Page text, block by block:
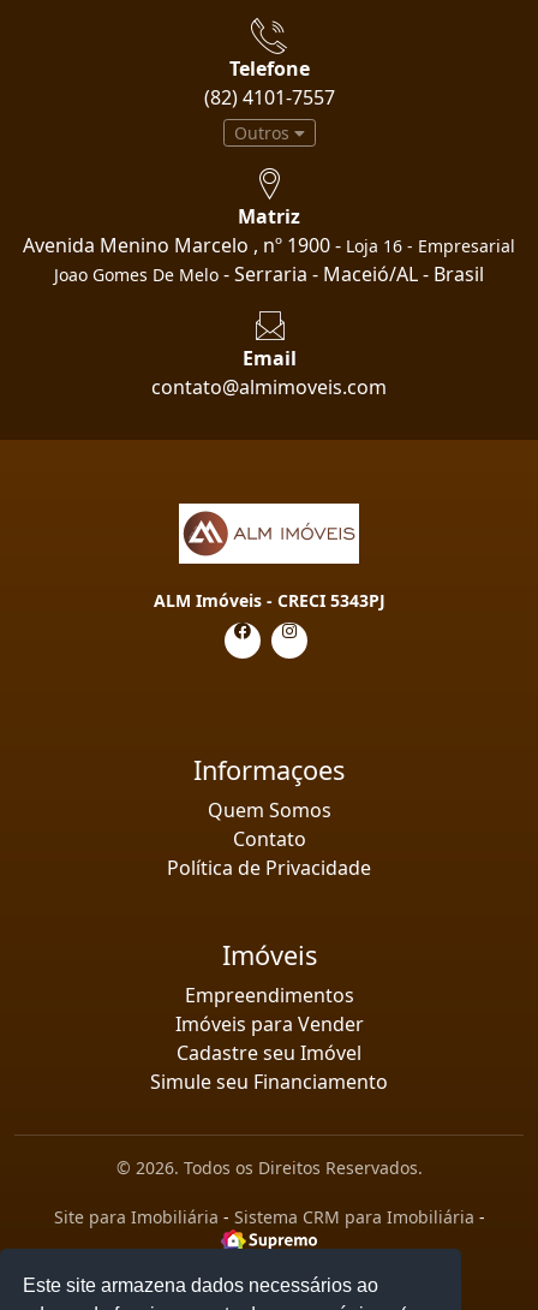
Este site armazena dados necessários ao
Telefone
(82) 4101-7557
Outros
Matriz
Avenida Menino Marcelo , nº 1900 - Loja 16 - Empresarial
Joao Gomes De Melo - Serraria - Maceió/AL - Brasil
Email
contato@almimoveis.com
ALM Imóveis - CRECI 5343PJ
Informaçoes
Quem Somos
Contato
Política de Privacidade
Imóveis
Empreendimentos
Imóveis para Vender
Cadastre seu Imóvel
Simule seu Financiamento
© 2026. Todos os Direitos Reservados.
Site para Imobiliária - Sistema CRM para Imobiliária -